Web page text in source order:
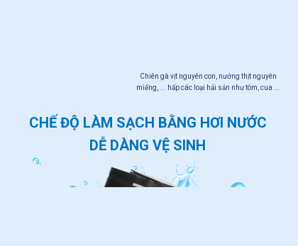
Chiên gà vịt nguyên con, nướng thịt nguyên
miếng, ... hấp các loại hải sản như tôm, cua ...
CHẾ ĐỘ LÀM SẠCH BẰNG HƠI NƯỚC
DỄ DÀNG VỆ SINH